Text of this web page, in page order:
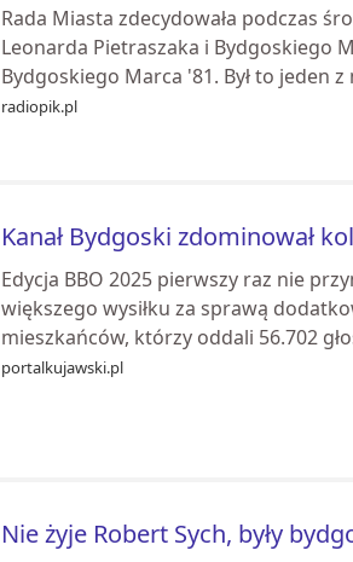
Rada Miasta zdecydowała podczas
Leonarda Pietraszaka i Bydgoskiego
Bydgoskiego Marca '81. Był to jeden
radiopik.pl
Kanał Bydgoski zdominował
Edycja BBO 2025 pierwszy raz nie
większego wysiłku za sprawą
mieszkańców, którzy oddali 56.702
portalkujawski.pl
Nie żyje Robert Sych, były